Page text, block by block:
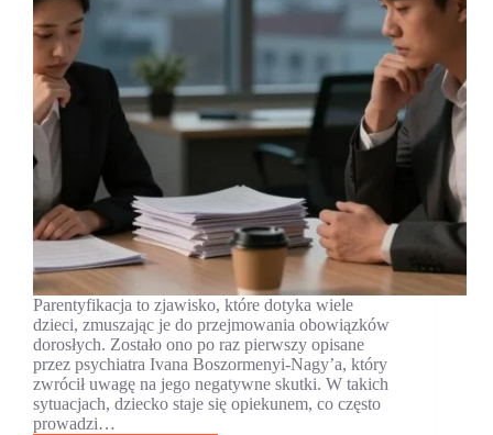
Parentyfikacja to zjawisko, które dotyka wiele
dzieci, zmuszając je do przejmowania obowiązków
dorosłych. Zostało ono po raz pierwszy opisane
przez psychiatra Ivana Boszormenyi-Nagy’a, który
zwrócił uwagę na jego negatywne skutki. W takich
sytuacjach, dziecko staje się opiekunem, co często
prowadzi…